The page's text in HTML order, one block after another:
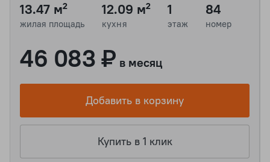
13.47 м²
жилая площадь
12.09 м²
кухня
1
этаж
84
номер
46 083 ₽ в месяц
Добавить в корзину
Купить в 1 клик